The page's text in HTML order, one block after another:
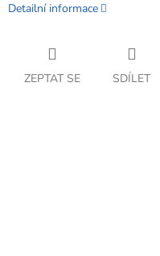
Detailní informace
ZEPTAT SE SDÍLET